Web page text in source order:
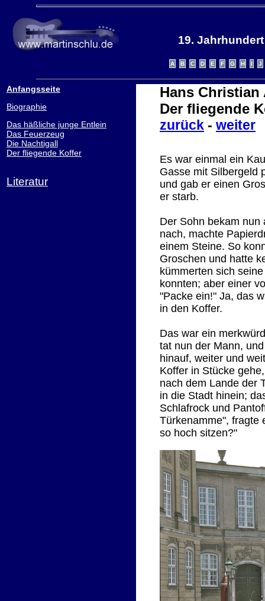
19.
Anfangsseite
Biographie
Das häßliche junge Entlein
Das Feuerzeug
Die Nachtigall
Der fliegende Koffer
Literatur
Hans Christian
Der fliegende
zurück - weiter
Es war einmal ein
Gasse mit Silbergeld
und gab er einen
er starb.
Der Sohn bekam nun
nach, machte
einem Steine. So
Groschen und hatte
kümmerten sich
konnten; aber einer
"Packe ein!" Ja, das
in den Koffer.
Das war ein
tat nun der Mann,
hinauf, weiter und
Koffer in Stücke
nach dem Lande der
in die Stadt hinein;
Schlafrock und
Türkenamme", fragte
so hoch sitzen?"